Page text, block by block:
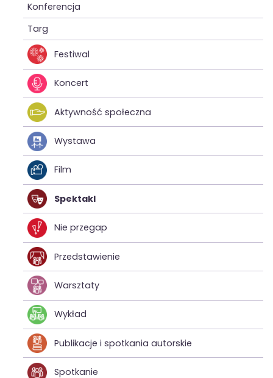
Konferencja
Targ
Festiwal
Koncert
Aktywność społeczna
Wystawa
Film
Spektakl
Nie przegap
Przedstawienie
Warsztaty
Wykład
Publikacje i spotkania autorskie
Spotkanie